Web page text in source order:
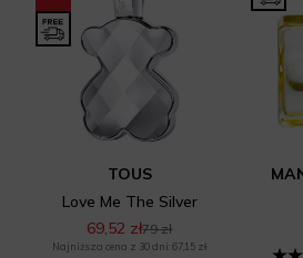
TOUS
Love Me The Silver
69,52 zł79 zł
Najniższa cena z 30 dni: 67,15 zł